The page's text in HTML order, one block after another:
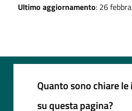
Ultimo aggiornamento: 26
Quanto sono chiare
su questa pagina?